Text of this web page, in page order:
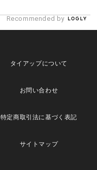
Recommended by
タイアップについて
お問い合わせ
特定商取引法に基づく表記
サイトマップ